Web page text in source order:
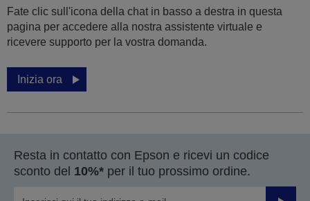
Fate clic sull'icona della chat in basso a destra in questa
pagina per accedere alla nostra assistente virtuale e
ricevere supporto per la vostra domanda.
Inizia ora
Resta in contatto con Epson e ricevi un codice
sconto del 10%* per il tuo prossimo ordine.